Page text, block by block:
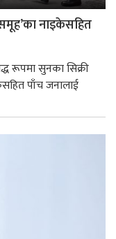
नाइकेसहित
रूपमा सुनका सिक्री
पाँच जनालाई